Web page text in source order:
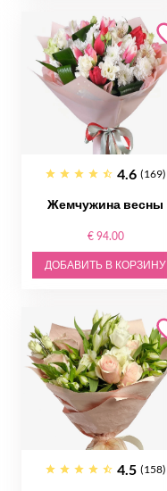
4.6 (169)
Жемчужина весны
€ 94.00
ДОБАВИТЬ В КОРЗИНУ
4.5 (158)